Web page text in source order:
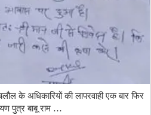
के अधिकारियों की लापरवाही एक बार फिर
पुत्र बाबू राम …